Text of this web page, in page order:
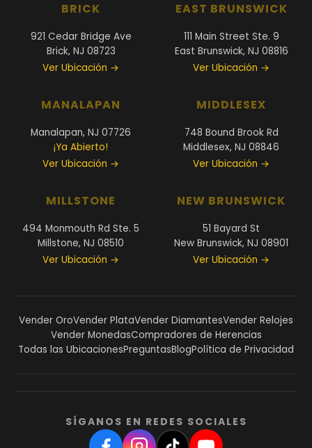
BRICK
921 Cedar Bridge Ave
Brick, NJ 08723
Ver Ubicación →
EAST BRUNSWICK
111 Main Street Ste. 9
East Brunswick, NJ 08816
Ver Ubicación →
MANALAPAN
Manalapan, NJ 07726
¡Ya Abierto!
Ver Ubicación →
MIDDLESEX
748 Bound Brook Rd
Middlesex, NJ 08846
Ver Ubicación →
MILLSTONE
494 Monmouth Rd Ste. 5
Millstone, NJ 08510
Ver Ubicación →
NEW BRUNSWICK
51 Bayard St
New Brunswick, NJ 08901
Ver Ubicación →
Vender OroVender PlataVender DiamantesVender Relojes
Vender MonedasCompradores de Herencias
Todas las UbicacionesPreguntasBlogPolítica de Privacidad
SÍGANOS EN REDES SOCIALES